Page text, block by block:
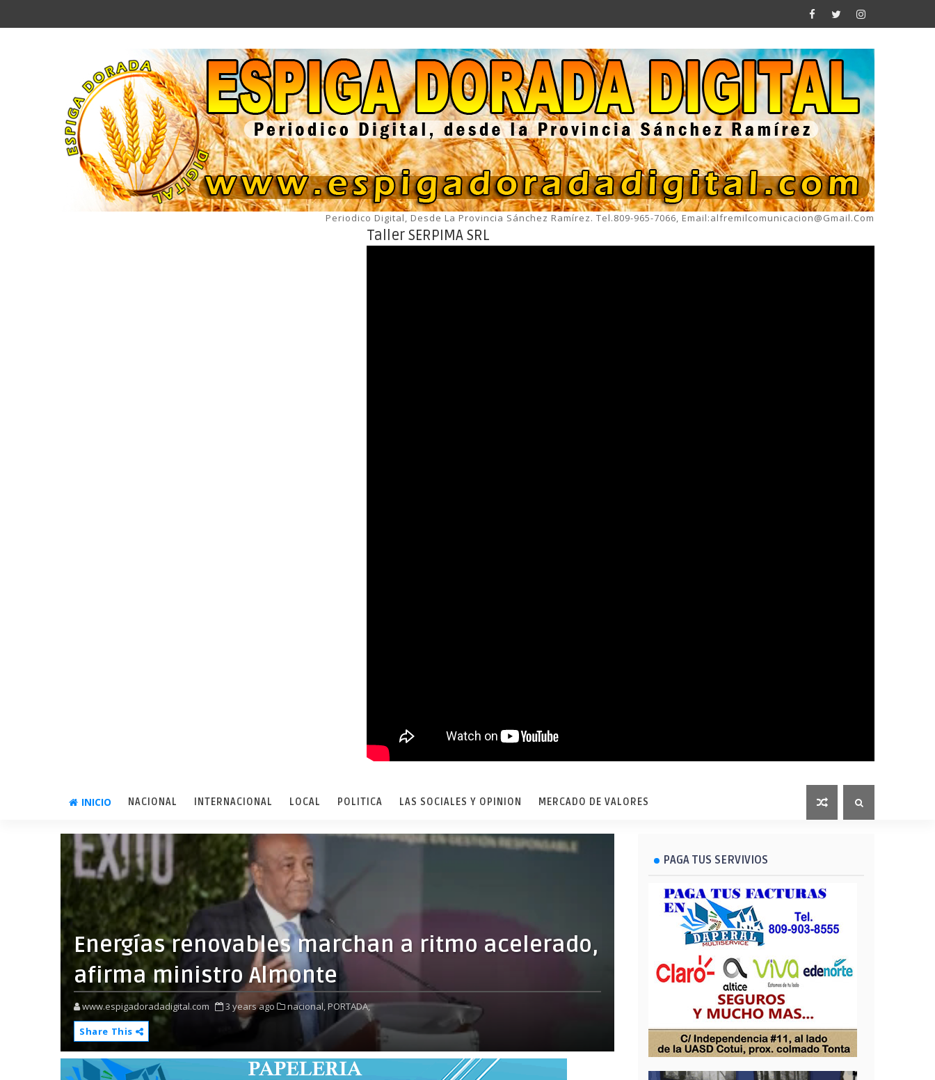
Periodico Digital, Desde La Provincia Sánchez Ramírez. Tel.809-965-7066, Email:alfremilcomunicacion@gmail.com
Taller SERPIMA SRL
INICIO NACIONAL INTERNACIONAL LOCAL POLITICA LAS SOCIALES Y OPINION MERCADO DE VALORES
Energías renovables marchan a ritmo acelerado,
afirma ministro Almonte
www.espigadoradadigital.com 3 years ago nacional,PORTADA,
Share This
PAGA TUS SERVIVIOS